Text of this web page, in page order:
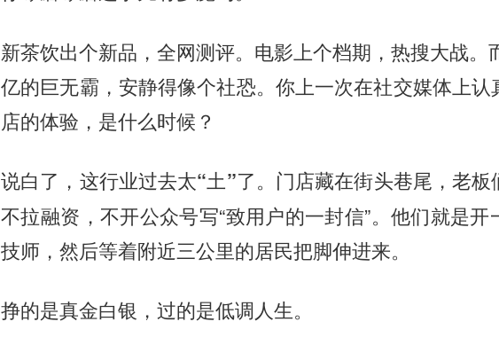
新茶饮出个新品，全网测评。电影上个档期，热搜大战。
亿的巨无霸，安静得像个社恐。你上一次在社交媒体上认
店的体验，是什么时候？
说白了，这行业过去太“土”了。 门店藏在街头巷尾，老板
不拉融资，不开公众号写“致用户的一封信”。他们就是开
技师，然后等着附近三公里的居民把脚伸进来。
挣的是真金白银，过的是低调人生。